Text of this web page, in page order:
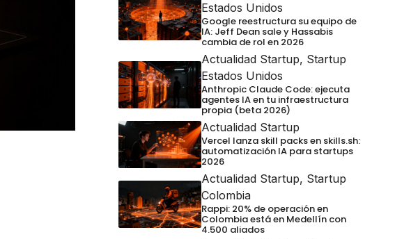
Estados Unidos
Google reestructura su equipo de
IA: Jeff Dean sale y Hassabis
cambia de rol en 2026
Actualidad Startup, Startup
Estados Unidos
Anthropic Claude Code: ejecuta
agentes IA en tu infraestructura
propia (beta 2026)
Actualidad Startup
Vercel lanza skill packs en skills.sh:
automatización IA para startups
2026
Actualidad Startup, Startup
Colombia
Rappi: 20% de operación en
Colombia está en Medellín con
4.500 aliados